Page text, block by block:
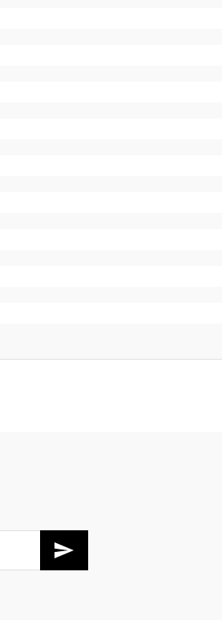
Birkaç forumda Rösler RS3A
ilgiliydi, aklımdaki birkaç soruya çok